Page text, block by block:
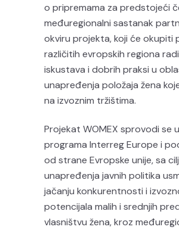
o pripremama za predstojeći
međuregionalni sastanak
okviru projekta, koji će okupiti
različitih evropskih regiona
iskustava i dobrih praksi u
unapređenja položaja žena
na izvoznim tržištima.
Projekat WOMEX sprovodi se
programa Interreg Europe i
od strane Evropske unije, sa
unapređenja javnih politika
jačanju konkurentnosti i
potencijala malih i srednjih
vlasništvu žena, kroz